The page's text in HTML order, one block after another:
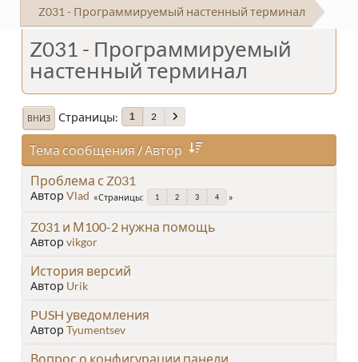
Z031 - Программируемый настенный терминал
Z031 - Программируемый
настенный терминал
ВНИЗ Страницы 1 2
Тема сообщения / Автор
Проблема с Z031
Автор Vlad Страницы 1 2 3 4
Z031 и М100-2 нужна помощь
Автор vikgor
История версий
Автор Urik
PUSH уведомления
Автор Tyumentsev
Вопрос о конфигурации панели